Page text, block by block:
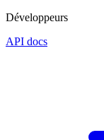
Développeurs
API docs